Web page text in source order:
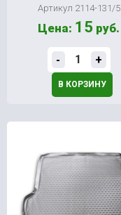
Артикул 2114-131/5
Цена: 15 руб.
- +
В КОРЗИНУ